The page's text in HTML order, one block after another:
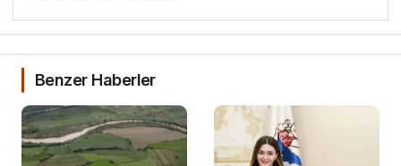
Benzer Haberler